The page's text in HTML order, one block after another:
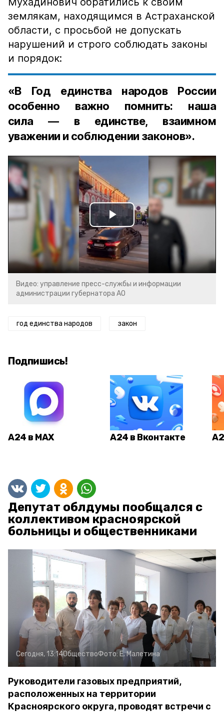
землякам, находящимся в Астраханской
области, с просьбой не допускать
нарушений и строго соблюдать законы
и порядок:
«В Год единства народов России
особенно важно помнить: наша
сила — в единстве, взаимном
уважении и соблюдении законов».
Play
Video
Видео: управление пресс-службы и информации
администрации губернатора АО
год единства народов закон
Подпишись!
А24 в MAX А24 в Вконтакте
Депутат облдумы пообщался с
коллективом красноярской
больницы и общественниками
Сегодня, 13:14ОбществоФото: Е. Малетина
Руководители газовых предприятий,
расположенных на территории
Красноярского округа, проводят встречи с